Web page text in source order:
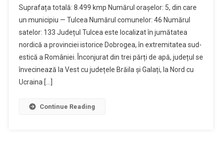
Suprafața totală: 8.499 kmp Numărul orașelor: 5, din care
un municipiu — Tulcea Numărul comunelor: 46 Numărul
satelor: 133 Județul Tulcea este localizat în jumătatea
nordică a provinciei istorice Dobrogea, în extremitatea sud-
estică a României. Înconjurat din trei părți de apă, județul se
învecinează la Vest cu județele Brăila și Galați, la Nord cu
Ucraina […]
Continue Reading